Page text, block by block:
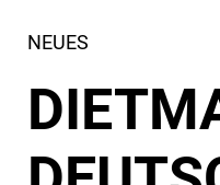
NEUES